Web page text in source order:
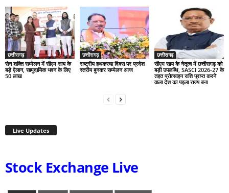
छत्तीसगढ़
सेन शक्ति सम्मेलन में सीएम साय के
बड़े ऐलान, सामुदायिक भवन के लिए
50 लाख
छत्तीसगढ़
राष्ट्रीय हथकरघा दिवस पर प्रदेश
स्तरीय बुनकर सम्मेलन आज
छत्तीसगढ़
सीएम साय के नेतृत्व में छत्तीसगढ़ को
बड़ी उपलब्धि, SASCI 2026-27 के
तहत प्रोत्साहन राशि प्राप्त करने
वाला देश का पहला राज्य बना
Live Updates
Stock Exchange Live